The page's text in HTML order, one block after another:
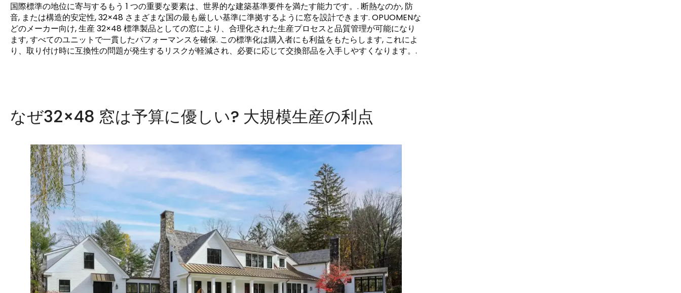
国際標準の地位に寄与するもう 1 つの重要な要素は、世界的な建築基準要件を満たす能力です。. 断熱なのか, 防
音, または構造的安定性, 32×48 さまざまな国の最も厳しい基準に準拠するように窓を設計できます. OPUOMENな
どのメーカー向け, 生産 32×48 標準製品としての窓により、合理化された生産プロセスと品質管理が可能になり
ます, すべてのユニットで一貫したパフォーマンスを確保. この標準化は購入者にも利益をもたらします, これによ
り、取り付け時に互換性の問題が発生するリスクが軽減され、必要に応じて交換部品を入手しやすくなります。.
なぜ32×48 窓は予算に優しい? 大規模生産の利点